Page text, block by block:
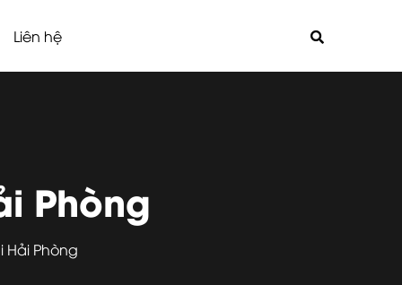
Liên hệ
Phòng
Hải Phòng